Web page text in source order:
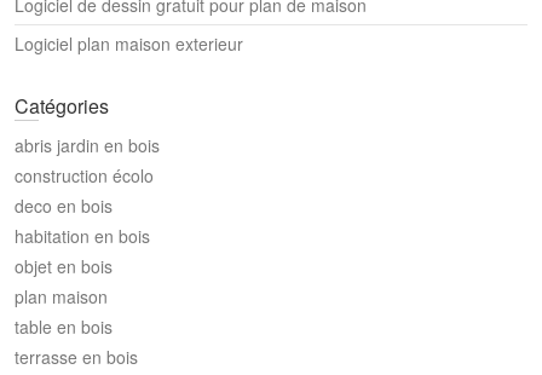
Logiciel plan maison exterieur
Catégories
abris jardin en bois
construction écolo
deco en bois
habitation en bois
objet en bois
plan maison
table en bois
terrasse en bois